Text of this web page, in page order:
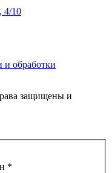
4/10
и обработки
защищены и
*